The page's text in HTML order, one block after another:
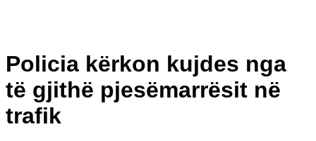
Policia kërkon kujdes nga
të gjithë pjesëmarrësit në
trafik